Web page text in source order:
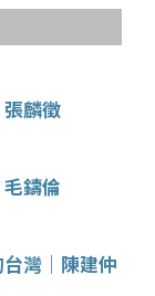
麟徵
鑄倫
灣｜陳建仲